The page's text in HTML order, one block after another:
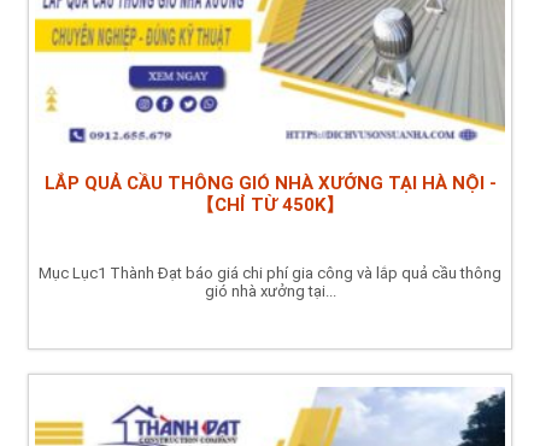
LẮP QUẢ CẦU THÔNG GIÓ NHÀ XƯỞNG TẠI HÀ NỘI -
【CHỈ TỪ 450K】
Mục Lục1 Thành Đạt báo giá chi phí gia công và lắp quả cầu thông
gió nhà xưởng tại...